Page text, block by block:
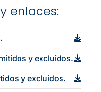
enlaces:
y excluidos.
y excluidos.